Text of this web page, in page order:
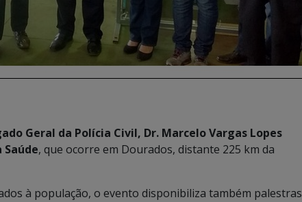
Geral da Polícia Civil, Dr. Marcelo Vargas Lopes
Saúde, que ocorre em Dourados, distante 225 km da
à população, o evento disponibiliza também palestras